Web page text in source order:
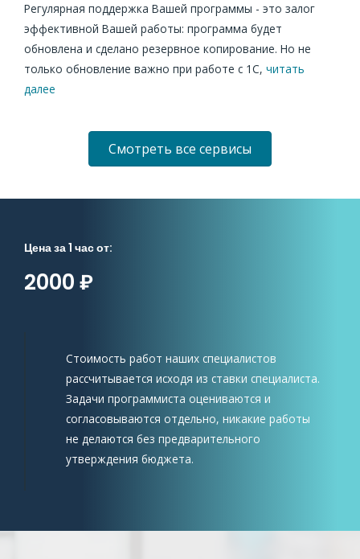
Регулярная поддержка Вашей программы - это залог
эффективной Вашей работы: программа будет
обновлена и сделано резервное копирование. Но не
только обновление важно при работе с 1С, читать
далее
Смотреть все сервисы
Цена за 1 час от:
2000 ₽
Стоимость работ наших специалистов
рассчитывается исходя из ставки специалиста.
Задачи программиста оцениваются и
согласовываются отдельно, никакие работы
не делаются без предварительного
утверждения бюджета.